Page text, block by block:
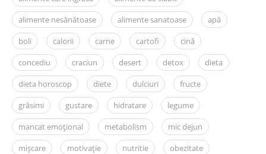
alimente nesănătoase
alimente sanatoase
apă
boli
calorii carne cartofi
cină
concediu
craciun desert detox
dieta
dieta horoscop
diete dulciuri
fructe
grăsimi
gustare hidratare
legume
mancat emoțional
metabolism
mic dejun
mișcare
motivație nutritie
obezitate